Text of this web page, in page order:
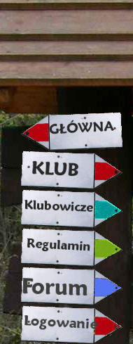
strona w